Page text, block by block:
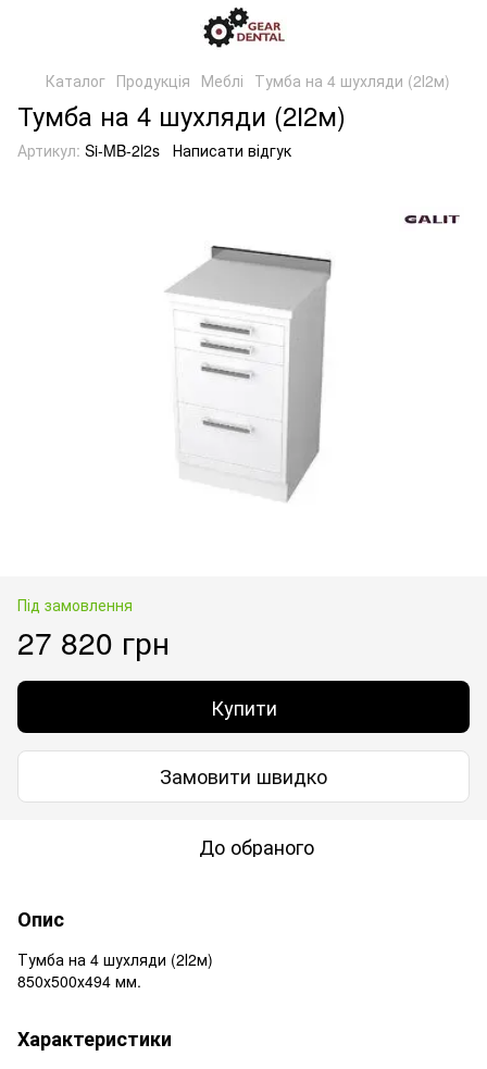
Каталог Продукція Меблі Тумба на 4 шухляди (2І2м)
Тумба на 4 шухляди (2І2м)
Артикул: Si-MB-2l2s Написати відгук
Під замовлення
27 820 грн
Купити
Замовити швидко
До обраного
Опис
Тумба на 4 шухляди (2І2м)
850х500х494 мм.
Характеристики